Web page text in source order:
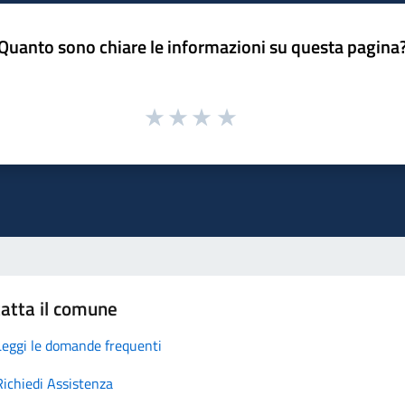
sono chiare le informazioni su questa
il comune
le domande frequenti
Assistenza